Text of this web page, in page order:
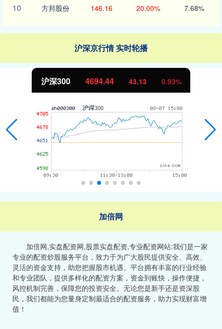
10 方邦股份 146.16 20.00% 7.68%
沪深京行情 实时轮播
北证50 1134.24 11.37 1.01%
加倍网
加倍网,实盘配资网,股票实盘配资,专业配资网站:我们是一家
专业的配资炒股服务平台，致力于为广大股民提供安全、高效、
灵活的资金支持，助您把握股市机遇。平台拥有丰富的行业经验
和专业团队，提供多样化的配资方案，资金到账快，操作便捷，
风控机制完善，保障您的投资安全。无论您是新手还是资深股
民，我们都能为您量身定制最适合的配资服务，助力实现财富增
值！